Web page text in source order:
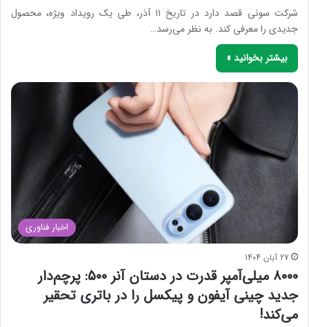
شرکت سونی قصد دارد در تاریخ ۱۱ آذر، طی یک رویداد ویژه، محصول
جدیدی را معرفی کند. به نظر می‌رسد…
بیشتر بخوانید »
اخبار فناوری
27 آبان 1404
۸۰۰۰ میلی‌آمپر قدرت در دستان آنر 500: پرچم‌دار
جدید چینی آیفون و پیکسل را در باتری تحقیر
می‌کند!